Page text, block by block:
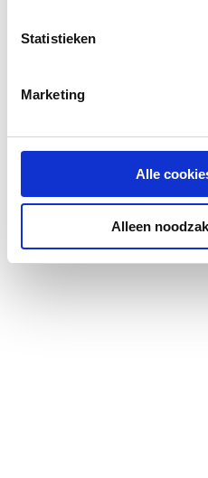
Statistieken
Marketing
Alle
Alleen